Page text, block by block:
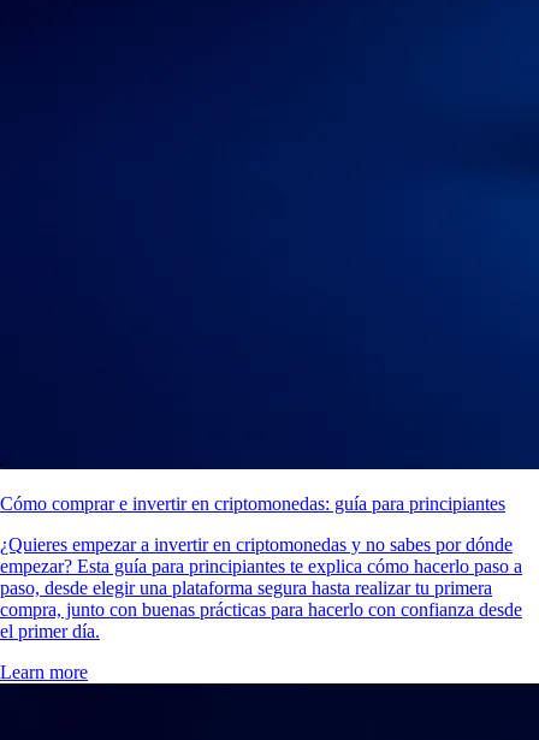
Cómo comprar e invertir en criptomonedas: guía para principiantes
¿Quieres empezar a invertir en criptomonedas y no sabes por dónde
empezar? Esta guía para principiantes te explica cómo hacerlo paso a
paso, desde elegir una plataforma segura hasta realizar tu primera
compra, junto con buenas prácticas para hacerlo con confianza desde
el primer día.
Learn more